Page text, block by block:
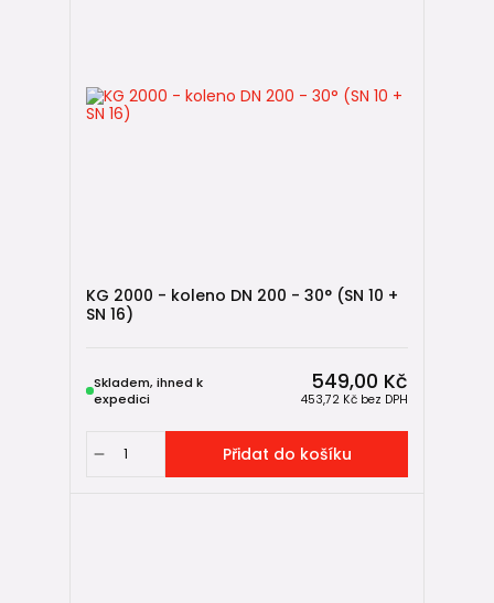
KG 2000 - koleno DN 200 - 30° (SN 10 +
SN 16)
549,00 Kč
453,72 Kč bez DPH
Skladem, ihned k
expedici
Přidat do košíku